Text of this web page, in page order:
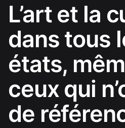
L’art et la
dans tous
états,
ceux qui
de